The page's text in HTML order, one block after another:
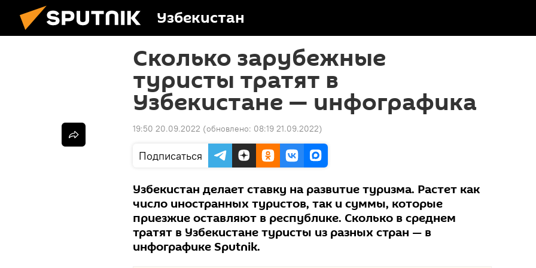
Узбекистан
Сколько зарубежные
туристы тратят в
Узбекистане — инфографика
19:50 20.09.2022 (обновлено: 08:19 21.09.2022)
Подписаться
Узбекистан делает ставку на развитие туризма. Растет как
число иностранных туристов, так и суммы, которые
приезжие оставляют в республике. Сколько в среднем
тратят в Узбекистане туристы из разных стран — в
инфографике Sputnik.